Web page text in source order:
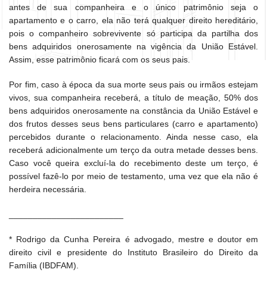
antes de sua companheira e o único patrimônio seja o
apartamento e o carro, ela não terá qualquer direito hereditário,
pois o companheiro sobrevivente só participa da partilha dos
bens adquiridos onerosamente na vigência da União Estável.
Assim, esse patrimônio ficará com os seus pais.
Por fim, caso à época da sua morte seus pais ou irmãos estejam
vivos, sua companheira receberá, a título de meação, 50% dos
bens adquiridos onerosamente na constância da União Estável e
dos frutos desses seus bens particulares (carro e apartamento)
percebidos durante o relacionamento. Ainda nesse caso, ela
receberá adicionalmente um terço da outra metade desses bens.
Caso você queira excluí-la do recebimento deste um terço, é
possível fazê-lo por meio de testamento, uma vez que ela não é
herdeira necessária.
* Rodrigo da Cunha Pereira é advogado, mestre e doutor em
direito civil e presidente do Instituto Brasileiro do Direito da
Família (IBDFAM).